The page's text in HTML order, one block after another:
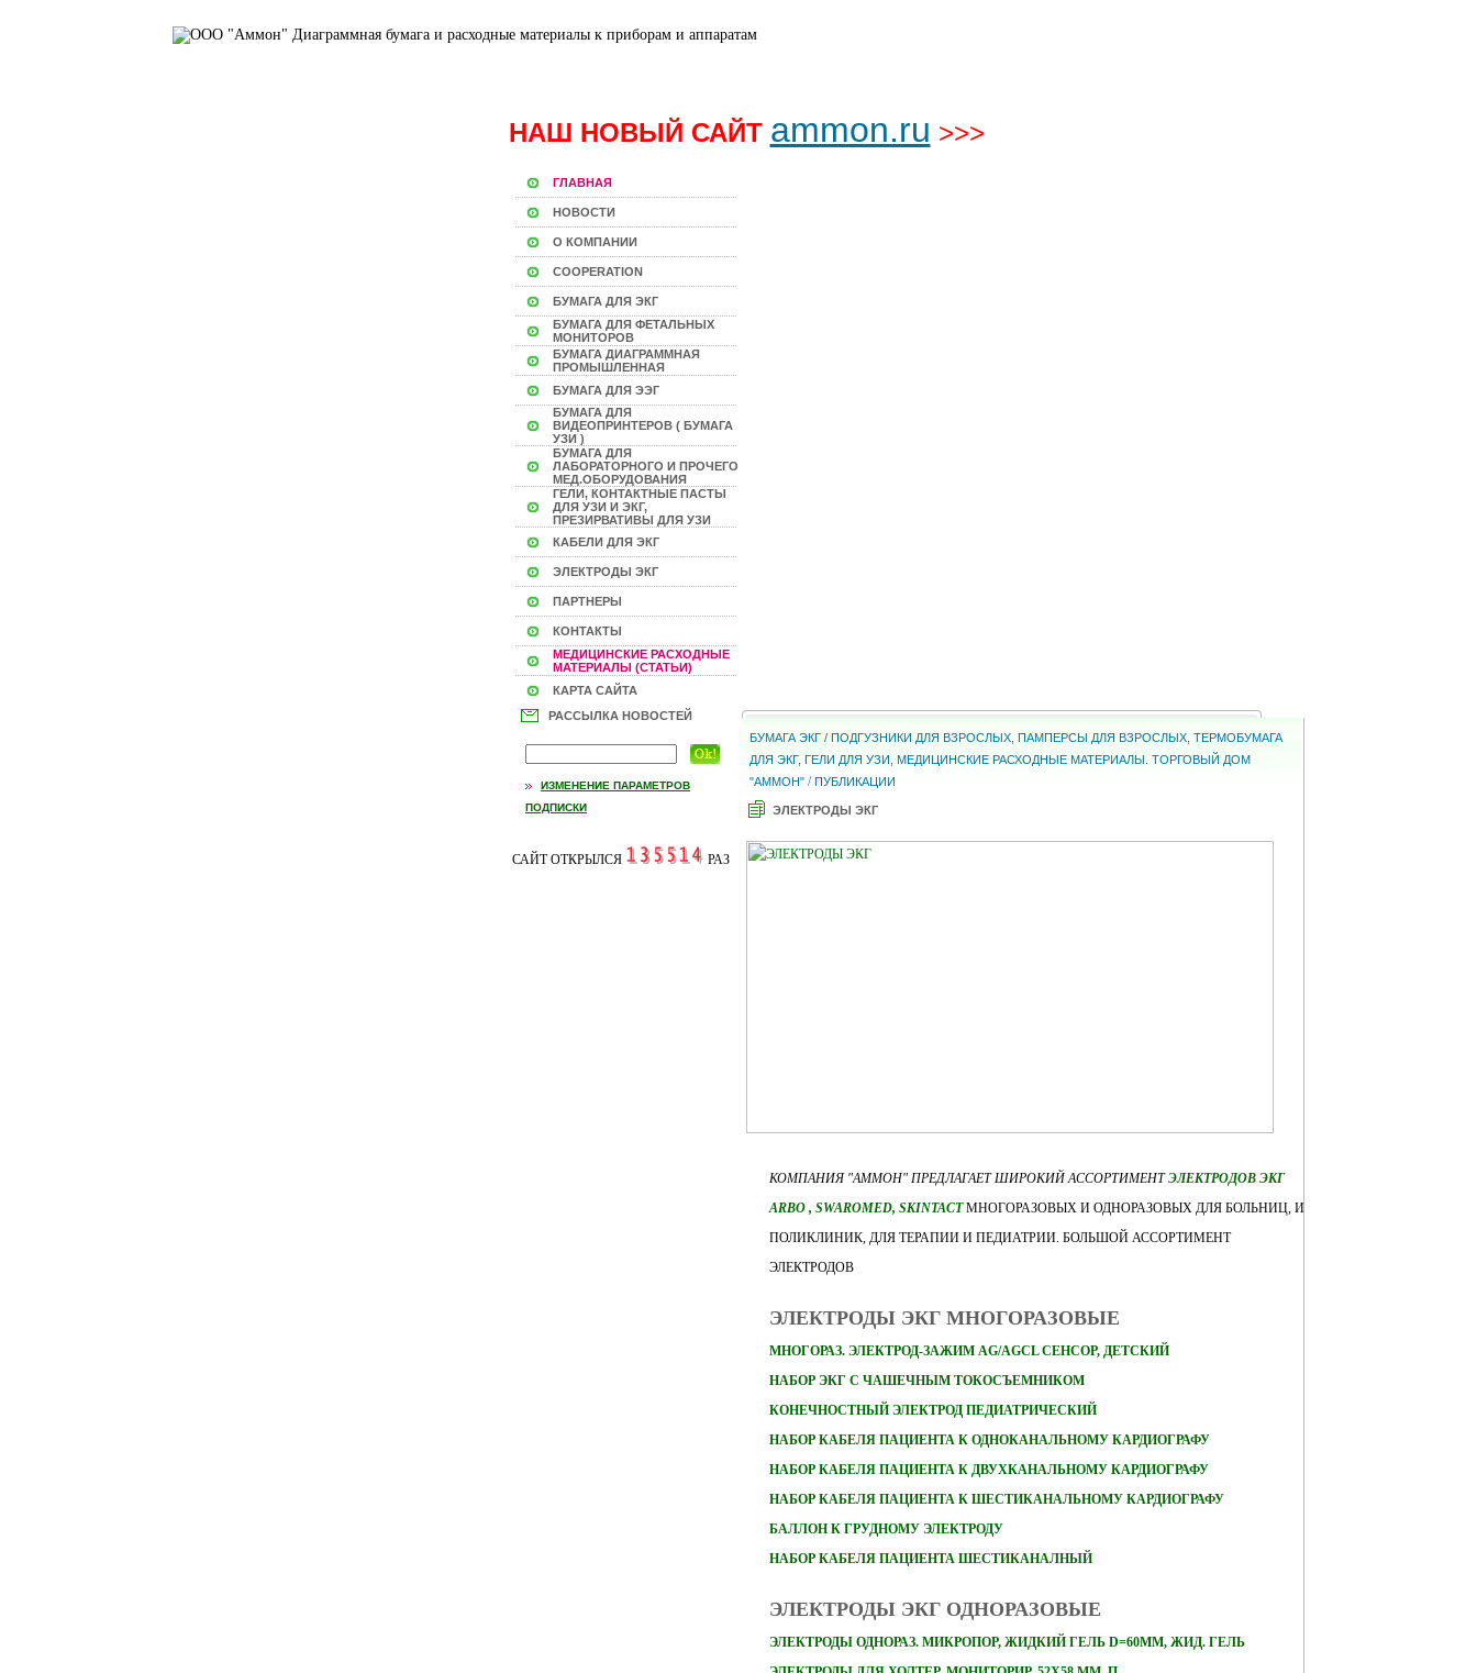
НАШ НОВЫЙ САЙТ ammon.ru >>>
ГЛАВНАЯ
НОВОСТИ
О КОМПАНИИ
COOPERATION
БУМАГА ДЛЯ ЭКГ
БУМАГА ДЛЯ ФЕТАЛЬНЫХ
МОНИТОРОВ
БУМАГА ДИАГРАММНАЯ
ПРОМЫШЛЕННАЯ
БУМАГА ДЛЯ ЭЭГ
БУМАГА ДЛЯ
ВИДЕОПРИНТЕРОВ ( БУМАГА
УЗИ )
БУМАГА ДЛЯ
ЛАБОРАТОРНОГО И ПРОЧЕГО
МЕД.ОБОРУДОВАНИЯ
ГЕЛИ, КОНТАКТНЫЕ ПАСТЫ
ДЛЯ УЗИ И ЭКГ,
ПРЕЗИРВАТИВЫ ДЛЯ УЗИ
КАБЕЛИ ДЛЯ ЭКГ
ЭЛЕКТРОДЫ ЭКГ
ПАРТНЕРЫ
КОНТАКТЫ
МЕДИЦИНСКИЕ РАСХОДНЫЕ
МАТЕРИАЛЫ (СТАТЬИ)
КАРТА САЙТА
РАССЫЛКА НОВОСТЕЙ
ИЗМЕНЕНИЕ ПАРАМЕТРОВ
ПОДПИСКИ
САЙТ ОТКРЫЛСЯ РАЗ
БУМАГА ЭКГ / ПОДГУЗНИКИ ДЛЯ ВЗРОСЛЫХ, ПАМПЕРСЫ ДЛЯ ВЗРОСЛЫХ, ТЕРМОБУМАГА
ДЛЯ ЭКГ, ГЕЛИ ДЛЯ УЗИ, МЕДИЦИНСКИЕ РАСХОДНЫЕ МАТЕРИАЛЫ. ТОРГОВЫЙ ДОМ
"АММОН" /ПУБЛИКАЦИИ
ЭЛЕКТРОДЫ ЭКГ
КОМПАНИЯ "АММОН" ПРЕДЛАГАЕТ ШИРОКИЙ АССОРТИМЕНТЭЛЕКТРОДОВ ЭКГ
ARBO , SWAROMED, SKINTACTМНОГОРАЗОВЫХ И ОДНОРАЗОВЫХ ДЛЯ БОЛЬНИЦ, И
ПОЛИКЛИНИК, ДЛЯ ТЕРАПИИ И ПЕДИАТРИИ. БОЛЬШОЙ АССОРТИМЕНТ
ЭЛЕКТРОДОВ
ЭЛЕКТРОДЫ ЭКГ МНОГОРАЗОВЫЕ
МНОГОРАЗ. ЭЛЕКТРОД-ЗАЖИМ AG/AGCL СЕНСОР, ДЕТСКИЙ
НАБОР ЭКГ С ЧАШЕЧНЫМ ТОКОСЪЕМНИКОМ
КОНЕЧНОСТНЫЙ ЭЛЕКТРОД ПЕДИАТРИЧЕСКИЙ
НАБОР КАБЕЛЯ ПАЦИЕНТА К ОДНОКАНАЛЬНОМУ КАРДИОГРАФУ
НАБОР КАБЕЛЯ ПАЦИЕНТА К ДВУХКАНАЛЬНОМУ КАРДИОГРАФУ
НАБОР КАБЕЛЯ ПАЦИЕНТА К ШЕСТИКАНАЛЬНОМУ КАРДИОГРАФУ
БАЛЛОН К ГРУДНОМУ ЭЛЕКТРОДУ
НАБОР КАБЕЛЯ ПАЦИЕНТА ШЕСТИКАНАЛНЫЙ
ЭЛЕКТРОДЫ ЭКГ ОДНОРАЗОВЫЕ
ЭЛЕКТРОДЫ ОДНОРАЗ. МИКРОПОР, ЖИДКИЙ ГЕЛЬ D=60ММ, ЖИД. ГЕЛЬ